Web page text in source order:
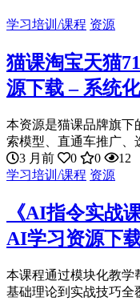
学习培训/课程 资源
猫课淘宝天猫
源下载 – 系统
本资源是猫课品牌旗下
索模型、直通车推广、
3 月前
0 0
12
学习培训/课程 资源
《AI指令实战
AI学习资源下
本课程通过模块化教学
基础理论到实战技巧全